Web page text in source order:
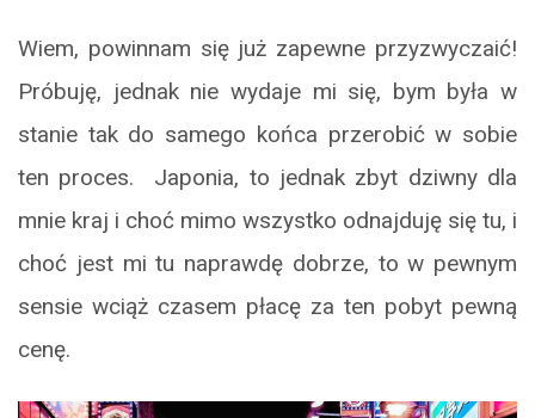
Wiem, powinnam się już zapewne przyzwyczaić!
Próbuję, jednak nie wydaje mi się, bym była w
stanie tak do samego końca przerobić w sobie
ten proces. Japonia, to jednak zbyt dziwny dla
mnie kraj i choć mimo wszystko odnajduję się tu, i
choć jest mi tu naprawdę dobrze, to w pewnym
sensie wciąż czasem płacę za ten pobyt pewną
cenę.